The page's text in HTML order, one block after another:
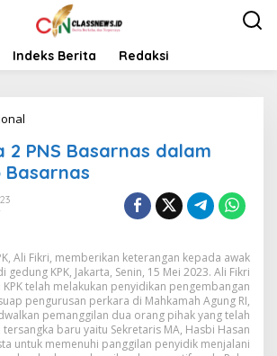
Indeks Berita Redaksi
K
P
e
a
2
P
N
S
B
2 PNS Basarnas dalam
Basarnas
Ali Fikri, memberikan keterangan kepada awak
gedung KPK, Jakarta, Senin, 15 Mei 2023. Ali Fikri
telah melakukan penyidikan pengembangan
pengurusan perkara di Mahkamah Agung RI,
pemanggilan dua orang pihak yang telah
baru yaitu Sekretaris MA, Hasbi Hasan
untuk memenuhi panggilan penyidik menjalani